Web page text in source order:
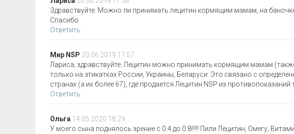
Здравствуйте. Можно ли принимать лецитин кормящим мамам, на
Спасибо
Ответить
Мир NSP 20.06.2019 17:57
Лариса, здравствуйте. Лецитин можно принимать кормящим мамам
только на этикатках России, Украины, Беларуси. Это связано с
странах (а их более 67), где продается Лецитин NSP из
Ответить
Ольга 14.05.2020 18:29
У моего сына поднялось зрение с 0.4 до 0.8!!!!! Пили Лецитин, Омегу,